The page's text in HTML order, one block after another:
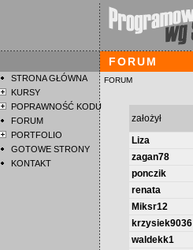
FORUM
FORUM
założył
Liza
zagan78
ponczik
renata
Miksr12
krzysiek9036
waldekk1
STRONA GŁÓWNA
KURSY
POPRAWNOŚĆ KODU
FORUM
PORTFOLIO
GOTOWE STRONY
KONTAKT